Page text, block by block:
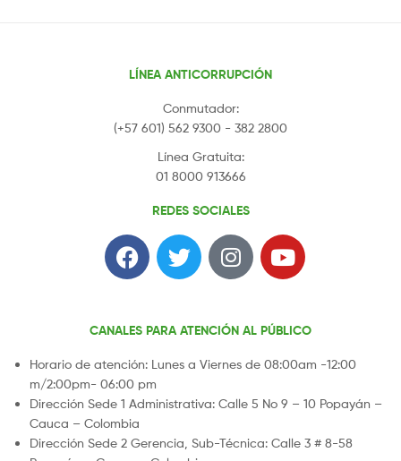
LÍNEA ANTICORRUPCIÓN
Conmutador:
(+57 601) 562 9300 - 382 2800
Línea Gratuita:
01 8000 913666
REDES SOCIALES
CANALES PARA ATENCIÓN AL PÚBLICO
Horario de atención: Lunes a Viernes de 08:00am -12:00
m/2:00pm- 06:00 pm
Dirección Sede 1 Administrativa: Calle 5 No 9 – 10 Popayán –
Cauca – Colombia
Dirección Sede 2 Gerencia, Sub-Técnica: Calle 3 # 8-58